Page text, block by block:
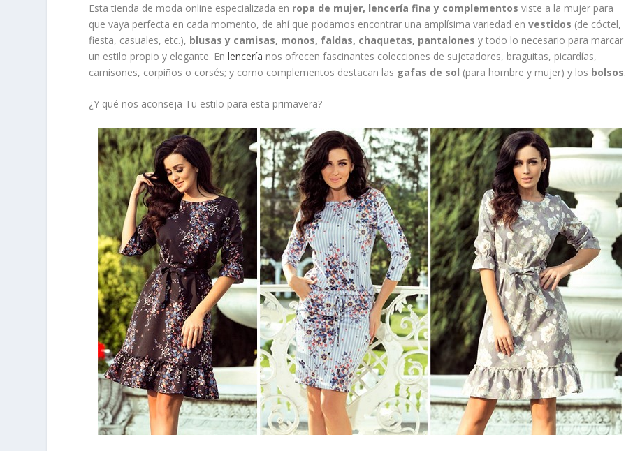
Esta tienda de moda online especializada en ropa de mujer, lencería fina y complementos viste a la mujer para
que vaya perfecta en cada momento, de ahí que podamos encontrar una amplísima variedad envestidos (de cóctel,
fiesta, casuales, etc.), blusas y camisas, monos, faldas, chaquetas, pantalones y todo lo necesario para marcar
un estilo propio y elegante. Enlencería nos ofrecen fascinantes colecciones de sujetadores, braguitas, picardías,
camisones, corpiños o corsés; y como complementos destacan las gafas de sol (para hombre y mujer) y los bolsos.
¿Y qué nos aconseja Tu estilo para esta primavera?